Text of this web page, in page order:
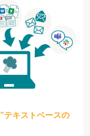
”テキストベースの